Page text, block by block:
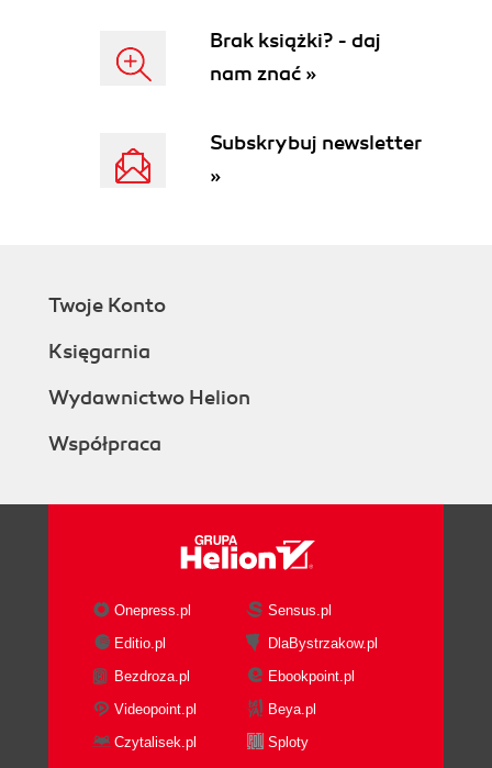
Brak książki? - daj
nam znać »
Subskrybuj newsletter
»
Twoje Konto
Księgarnia
Wydawnictwo Helion
Współpraca
Onepress.pl
Sensus.pl
Editio.pl
DlaBystrzakow.pl
Bezdroza.pl
Ebookpoint.pl
Videopoint.pl
Beya.pl
Czytalisek.pl
Sploty